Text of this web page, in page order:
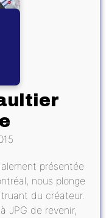
présentée
nous plonge
du créateur.
JPG de revenir,